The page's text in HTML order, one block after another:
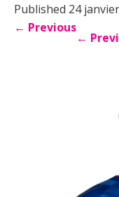
Published 24
← Previous
←